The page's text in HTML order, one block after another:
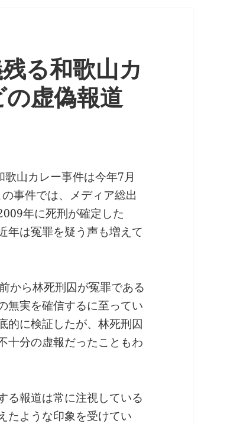
る和歌山カ
虚偽報道
山カレー事件は今年7月
事件では、メディア総出
年に死刑が確定した
年は冤罪を疑う声も増えて
から林死刑囚が冤罪である
無実を確信するに至ってい
的に検証したが、林死刑囚
十分の虚報だったこともわ
る報道は常に注視している
たような印象を受けてい